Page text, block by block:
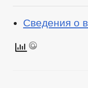
Сведения о